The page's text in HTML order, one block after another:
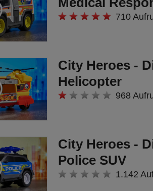
710
City Heroes -
Helicopter
968
City Heroes -
Police SUV
1.142